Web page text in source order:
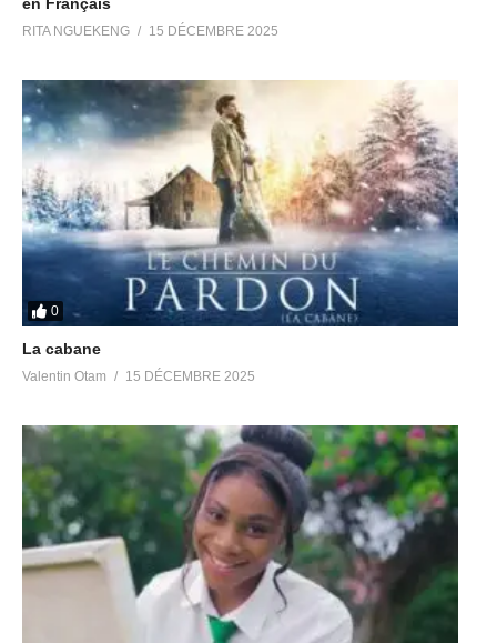
en Français
RITA NGUEKENG 15 DÉCEMBRE 2025
0
La cabane
Valentin Otam 15 DÉCEMBRE 2025